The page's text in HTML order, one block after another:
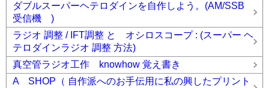
ダブルスーパーヘテロダインを自作しよう。(AM/SSB
受信機 )
ラジオ 調整 / IFT調整 と オシロスコープ : (スーパー ヘ
テロダインラジオ 調整 方法)
真空管ラジオ工作 knowhow 覚え書き
A SHOP（ 自作派へのお手伝用に私の興したプリント